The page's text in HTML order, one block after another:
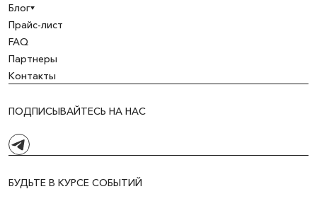
Блог
Прайс-лист
FAQ
Партнеры
Контакты
ПОДПИСЫВАЙТЕСЬ НА НАС
БУДЬТЕ В КУРСЕ СОБЫТИЙ